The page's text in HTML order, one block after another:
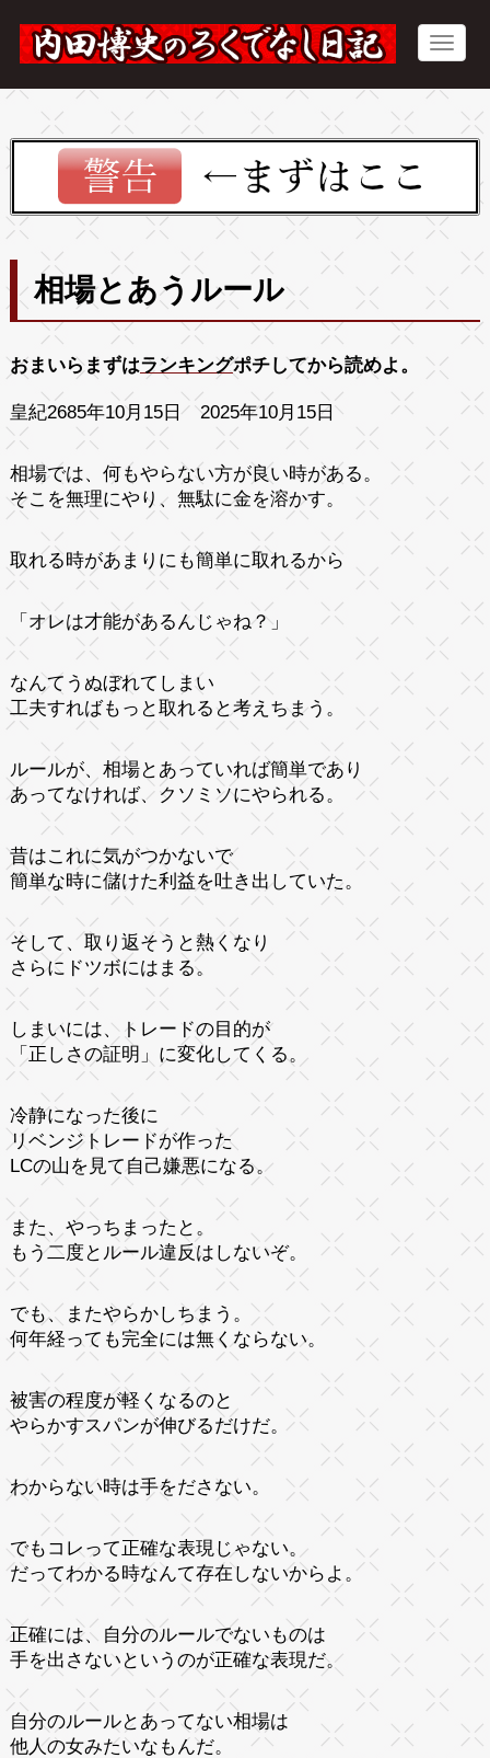
相場とあうルール
おまいらまずはランキングポチしてから読めよ。
皇紀2685年10月15日 2025年10月15日
相場では、何もやらない方が良い時がある。
そこを無理にやり、無駄に金を溶かす。
取れる時があまりにも簡単に取れるから
「オレは才能があるんじゃね？」
なんてうぬぼれてしまい
工夫すればもっと取れると考えちまう。
ルールが、相場とあっていれば簡単であり
あってなければ、クソミソにやられる。
昔はこれに気がつかないで
簡単な時に儲けた利益を吐き出していた。
そして、取り返そうと熱くなり
さらにドツボにはまる。
しまいには、トレードの目的が
「正しさの証明」に変化してくる。
冷静になった後に
リベンジトレードが作った
LCの山を見て自己嫌悪になる。
また、やっちまったと。
もう二度とルール違反はしないぞ。
でも、またやらかしちまう。
何年経っても完全には無くならない。
被害の程度が軽くなるのと
やらかすスパンが伸びるだけだ。
わからない時は手をださない。
でもコレって正確な表現じゃない。
だってわかる時なんて存在しないからよ。
正確には、自分のルールでないものは
手を出さないというのが正確な表現だ。
自分のルールとあってない相場は
他人の女みたいなもんだ。